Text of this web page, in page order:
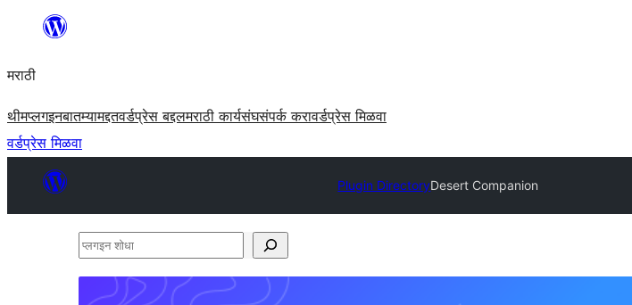
सामुग्रीवर
मराठी
थीमप्लगइनबातम्यामद्दतवर्डप्रेस बद्दलमराठी कार्यसंघसंपर्क करावर्डप्रेस मिळवा
वर्डप्रेस मिळवा
Plugin DirectoryDesert Companion
प्लगइन